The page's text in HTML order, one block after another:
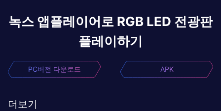
녹스 앱플레이어로 RGB LED 전광판
플레이하기
PC버전 다운로드 APK
더보기